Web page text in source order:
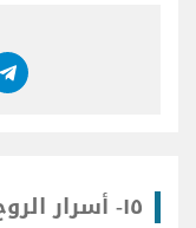
١٥- أسرار الروح (٢)